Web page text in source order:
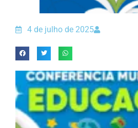
4 de julho de 2025